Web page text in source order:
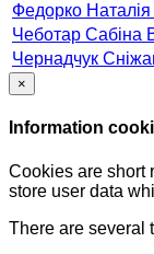
Федорко Наталія
Чеботар Сабіна
Чернадчук
×
Information
Cookies are short
store user data
There are several